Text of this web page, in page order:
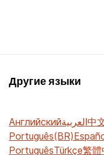
Другие языки
Английскийالعربية中
Português(BR)
PortuguêsTürkçe繁體